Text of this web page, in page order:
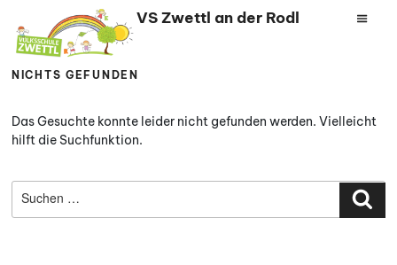
Inhalt
springen
VS Zwettl an der Rodl
NICHTS GEFUNDEN
Das Gesuchte konnte leider nicht gefunden werden. Vielleicht
hilft die Suchfunktion.
nach: